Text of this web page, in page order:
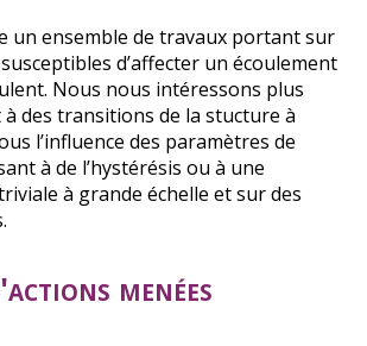
un ensemble de travaux portant sur
d’affecter un écoulement
Nous nous intéressons plus
des transitions de la stucture à
l’influence des paramètres de
à de l’hystérésis ou à une
à grande échelle et sur des
menées